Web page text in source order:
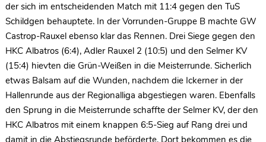
der sich im entscheidenden Match mit 11:4 gegen den TuS
Schildgen behauptete. In der Vorrunden-Gruppe B machte GW
Castrop-Rauxel ebenso klar das Rennen. Drei Siege gegen den
HKC Albatros (6:4), Adler Rauxel 2 (10:5) und den Selmer KV
(15:4) hievten die Grün-Weißen in die Meisterrunde. Sicherlich
etwas Balsam auf die Wunden, nachdem die Ickerner in der
Hallenrunde aus der Regionalliga abgestiegen waren. Ebenfalls
den Sprung in die Meisterrunde schaffte der Selmer KV, der den
HKC Albatros mit einem knappen 6:5-Sieg auf Rang drei und
damit in die Abstiegsrunde beförderte. Dort bekommen es die